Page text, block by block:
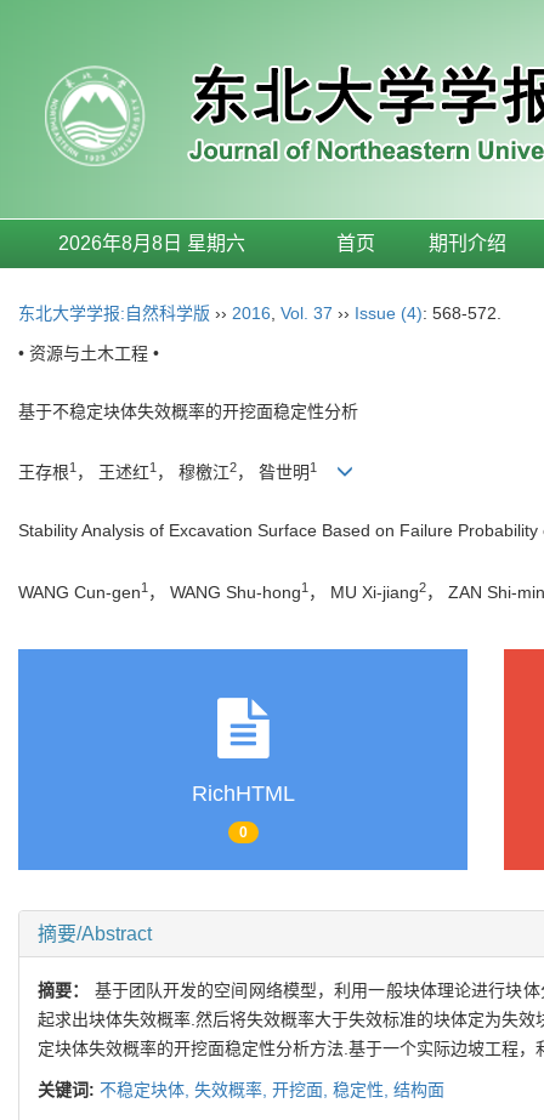
2026年8月8日 星期六 首页 期刊介绍
东北大学学报:自然科学版 ›› 2016 Vol. 37 ›› Issue (4): 568-572.
• 资源与土木工程 •
基于不稳定块体失效概率的开挖面稳定性分析
王存根1 ， 王述红1 ， 穆檄江2， 昝世明 1
Stability Analysis of Excavation Surface Based on Failure
WANG Cun-gen1 ， WANG Shu-hong1 ， MU Xi-jiang2， ZAN Shi-
RichHTML
0
摘要/Abstract
摘要： 基于团队开发的空间网络模型，利用一般块体理论进行块
起求出块体失效概率.然后将失效概率大于失效标准的块体定为失
定块体失效概率的开挖面稳定性分析方法.基于一个实际边坡工程
关键词: 不稳定块体, 失效概率, 开挖面, 稳定性, 结构面